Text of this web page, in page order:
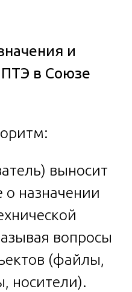
и
ПТЭ в Союзе
выносит
о назначении
вопросы
(файлы,
носители).